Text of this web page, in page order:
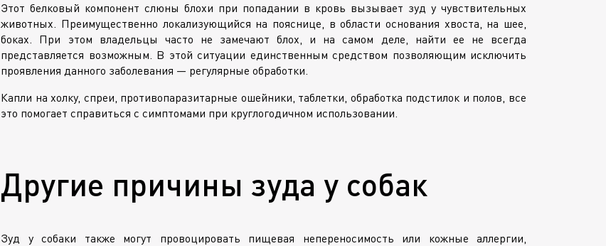
Этот белковый компонент слюны блохи при попадании в кровь вызывает зуд у чувствительных
животных. Преимущественно локализующийся на пояснице, в области основания хвоста, на шее,
боках. При этом владельцы часто не замечают блох, и на самом деле, найти ее не всегда
представляется возможным. В этой ситуации единственным средством позволяющим исключить
проявления данного заболевания — регулярные обработки.
Капли на холку, спреи, противопаразитарные ошейники, таблетки, обработка подстилок и полов, все
это помогает справиться с симптомами при круглогодичном использовании.
Другие причины зуда у собак
Зуд у собаки также могут провоцировать пищевая непереносимость или кожные аллергии,